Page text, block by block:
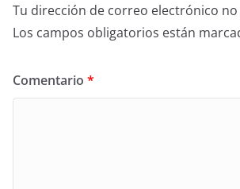
Tu dirección de correo electrónico
Los campos obligatorios están
Comentario *